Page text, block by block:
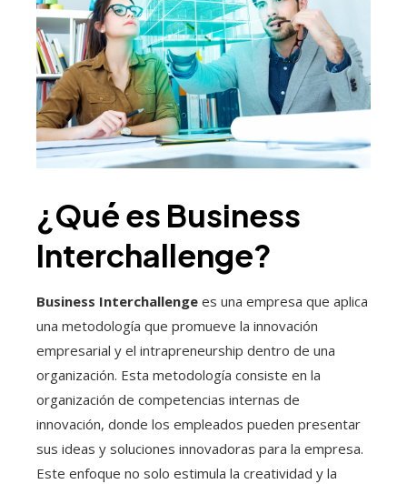
¿Qué es Business
Interchallenge?
Business Interchallenge es una empresa que aplica
una metodología que promueve la innovación
empresarial y el intrapreneurship dentro de una
organización. Esta metodología consiste en la
organización de competencias internas de
innovación, donde los empleados pueden presentar
sus ideas y soluciones innovadoras para la empresa.
Este enfoque no solo estimula la creatividad y la